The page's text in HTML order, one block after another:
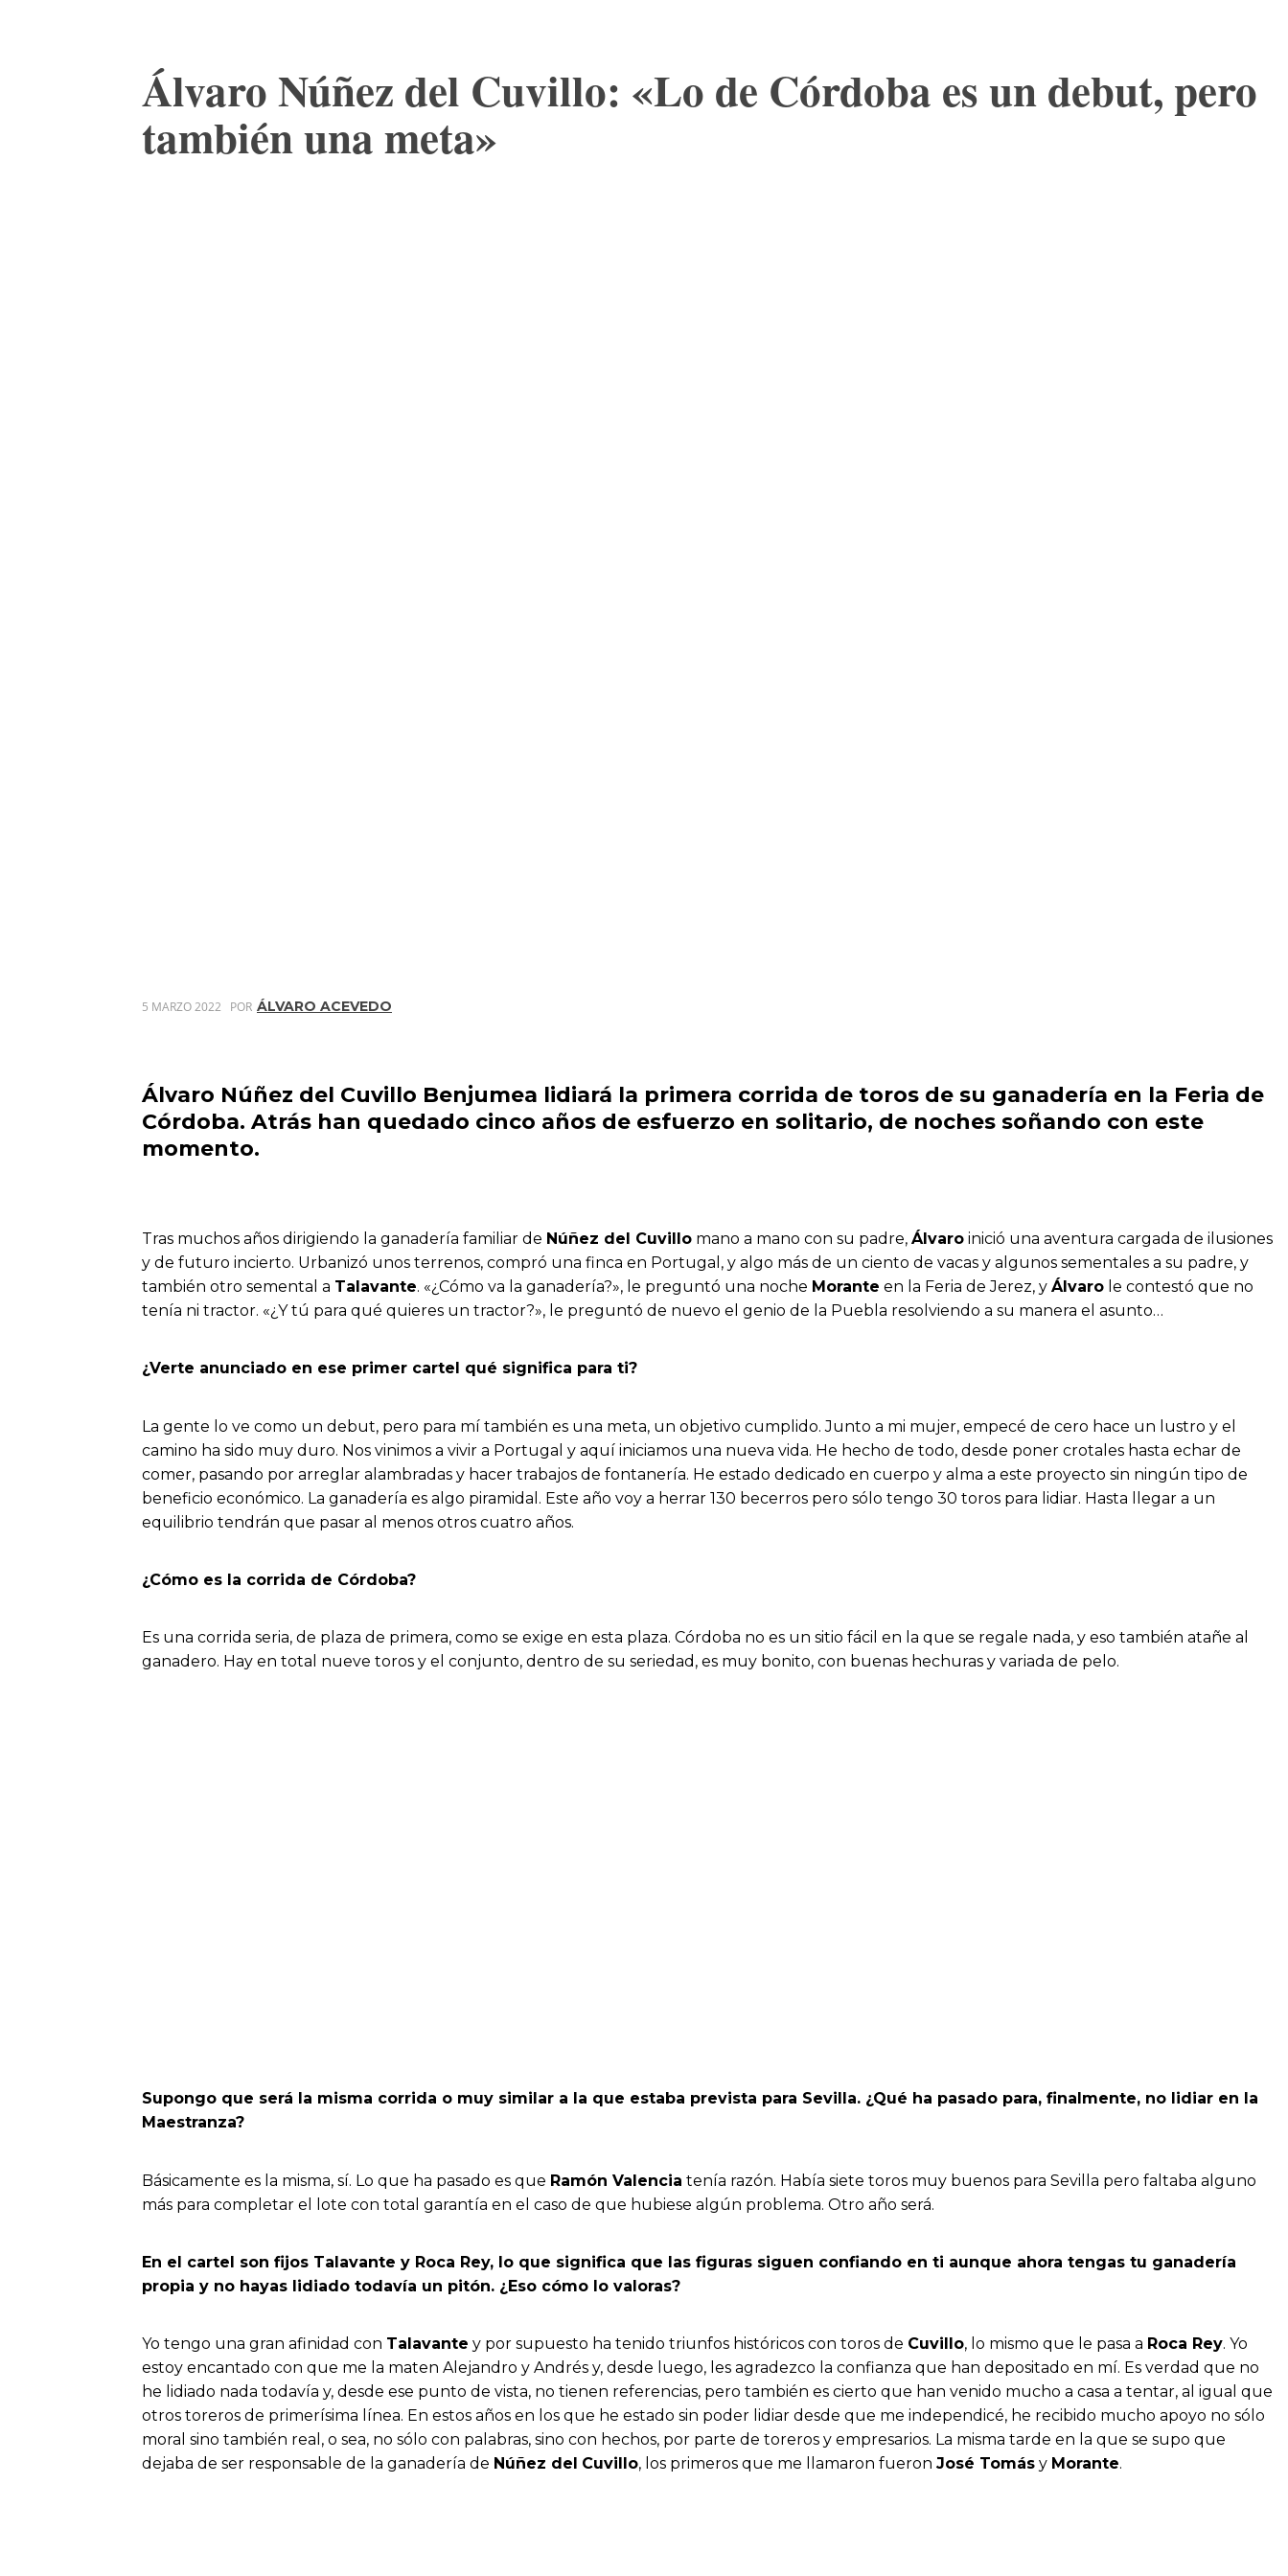
Álvaro Núñez del Cuvillo: «Lo de Córdoba es un debut, pero
también una meta»
5 MARZO 2022 POR ÁLVARO ACEVEDO
Álvaro Núñez del Cuvillo Benjumea lidiará la primera corrida de toros de su ganadería en la Feria de
Córdoba. Atrás han quedado cinco años de esfuerzo en solitario, de noches soñando con este
momento.
Tras muchos años dirigiendo la ganadería familiar de Núñez del Cuvillo mano a mano con su padre, Álvaro inició una aventura cargada de ilusiones
y de futuro incierto. Urbanizó unos terrenos, compró una finca en Portugal, y algo más de un ciento de vacas y algunos sementales a su padre, y
también otro semental a Talavante. «¿Cómo va la ganadería?», le preguntó una noche Morante en la Feria de Jerez, y Álvaro le contestó que no
tenía ni tractor. «¿Y tú para qué quieres un tractor?», le preguntó de nuevo el genio de la Puebla resolviendo a su manera el asunto…
¿Verte anunciado en ese primer cartel qué significa para ti?
La gente lo ve como un debut, pero para mí también es una meta, un objetivo cumplido. Junto a mi mujer, empecé de cero hace un lustro y el
camino ha sido muy duro. Nos vinimos a vivir a Portugal y aquí iniciamos una nueva vida. He hecho de todo, desde poner crotales hasta echar de
comer, pasando por arreglar alambradas y hacer trabajos de fontanería. He estado dedicado en cuerpo y alma a este proyecto sin ningún tipo de
beneficio económico. La ganadería es algo piramidal. Este año voy a herrar 130 becerros pero sólo tengo 30 toros para lidiar. Hasta llegar a un
equilibrio tendrán que pasar al menos otros cuatro años.
¿Cómo es la corrida de Córdoba?
Es una corrida seria, de plaza de primera, como se exige en esta plaza. Córdoba no es un sitio fácil en la que se regale nada, y eso también atañe al
ganadero. Hay en total nueve toros y el conjunto, dentro de su seriedad, es muy bonito, con buenas hechuras y variada de pelo.
Supongo que será la misma corrida o muy similar a la que estaba prevista para Sevilla. ¿Qué ha pasado para, finalmente, no lidiar en la
Maestranza?
Básicamente es la misma, sí. Lo que ha pasado es que Ramón Valencia tenía razón. Había siete toros muy buenos para Sevilla pero faltaba alguno
más para completar el lote con total garantía en el caso de que hubiese algún problema. Otro año será.
En el cartel son fijos Talavante y Roca Rey, lo que significa que las figuras siguen confiando en ti aunque ahora tengas tu ganadería
propia y no hayas lidiado todavía un pitón. ¿Eso cómo lo valoras?
Yo tengo una gran afinidad con Talavante y por supuesto ha tenido triunfos históricos con toros de Cuvillo, lo mismo que le pasa a Roca Rey. Yo
estoy encantado con que me la maten Alejandro y Andrés y, desde luego, les agradezco la confianza que han depositado en mí. Es verdad que no
he lidiado nada todavía y, desde ese punto de vista, no tienen referencias, pero también es cierto que han venido mucho a casa a tentar, al igual que
otros toreros de primerísima línea. En estos años en los que he estado sin poder lidiar desde que me independicé, he recibido mucho apoyo no sólo
moral sino también real, o sea, no sólo con palabras, sino con hechos, por parte de toreros y empresarios. La misma tarde en la que se supo que
dejaba de ser responsable de la ganadería de Núñez del Cuvillo, los primeros que me llamaron fueron José Tomás y Morante.